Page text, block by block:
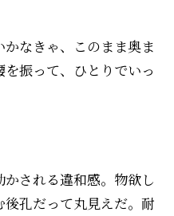
かなきゃ、このまま奥ま
振って、ひとりでいっ
される違和感。物欲し
孔だって丸見えだ。耐